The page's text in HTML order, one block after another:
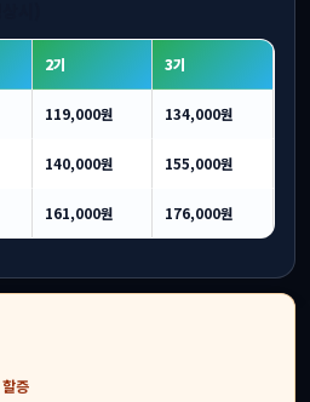
2기 3기
119,000원 134,000원
140,000원 155,000원
161,000원 176,000원
증